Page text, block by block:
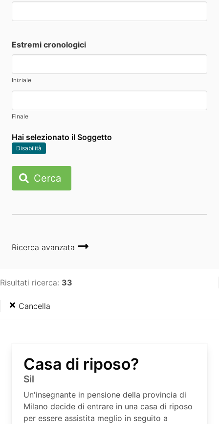
Estremi cronologici
Iniziale
Finale
Hai selezionato il Soggetto
Disabilità
Cerca
Ricerca avanzata
Risultati ricerca: 33
Cancella
Casa di riposo?
Sil
Un'insegnante in pensione della provincia di
Milano decide di entrare in una casa di riposo
per essere assistita meglio in seguito a